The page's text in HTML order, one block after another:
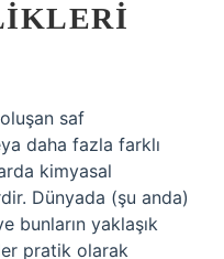
saf
daha fazla farklı
kimyasal
Dünyada (şu anda)
bunların yaklaşık
pratik olarak